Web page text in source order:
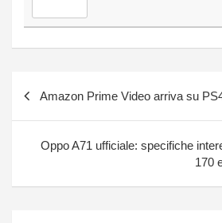
Amazon Prime Video arriva su
Oppo A71 ufficiale: specifiche
170